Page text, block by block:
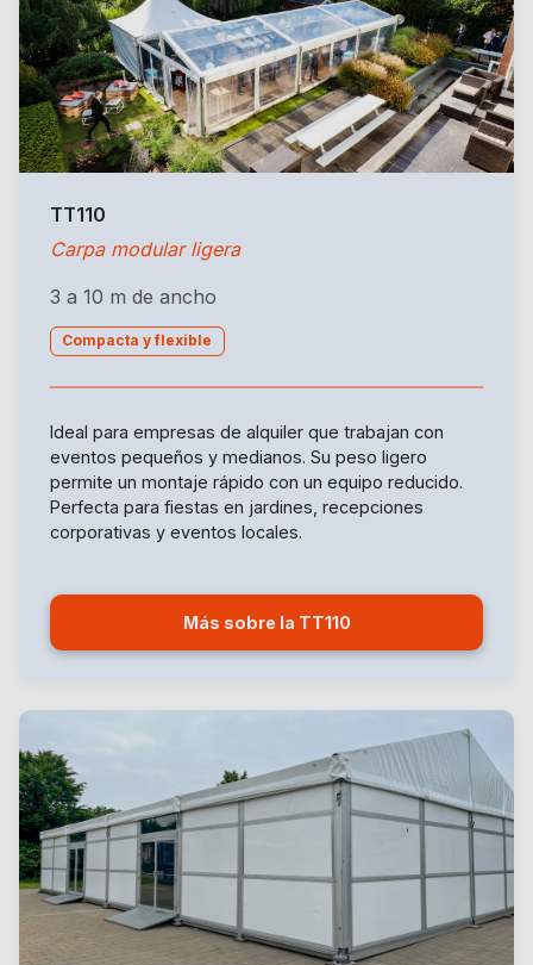
TT110
Carpa modular ligera
3 a 10 m de ancho
Compacta y flexible
Ideal para empresas de alquiler que trabajan con
eventos pequeños y medianos. Su peso ligero
permite un montaje rápido con un equipo reducido.
Perfecta para fiestas en jardines, recepciones
corporativas y eventos locales.
Más sobre la TT110